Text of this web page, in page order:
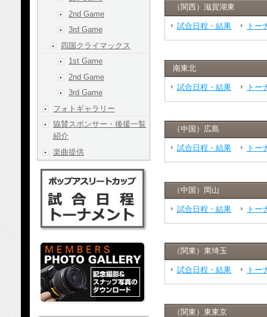
（関西）滋賀湖東
試合日程・結果 トー
南東北
試合日程・結果 トー
（中国）広島
試合日程・結果 トー
（中国）岡山
試合日程・結果 トー
（関東）東埼玉
試合日程・結果 トー
（関東）東東京
2nd Game
3rd Game
四国クライマックス
1st Game
2nd Game
3rd Game
フォトギャラリー
協賛スポンサー・後援一覧
紹介
楽曲提供